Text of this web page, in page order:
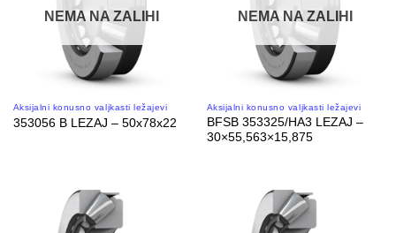
NEMA NA ZALIHI
Aksijalni konusno valjkasti ležajevi
353056 B LEZAJ – 50x78x22
NEMA NA ZALIHI
Aksijalni konusno valjkasti ležajevi
BFSB 353325/HA3 LEZAJ –
30×55,563×15,875